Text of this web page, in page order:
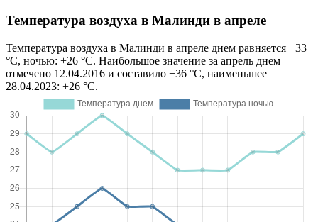
Температура воздуха в Малинди в апреле
Температура воздуха в Малинди в апреле днем равняется +33
°C, ночью: +26 °C. Наибольшое значение за апрель днем
отмечено 12.04.2016 и составило +36 °C, наименьшее
28.04.2023: +26 °C.